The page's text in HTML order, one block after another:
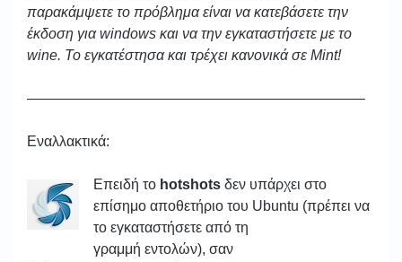
παρακάμψετε το πρόβλημα είναι να κατεβάσετε την
έκδοση για windows και να την εγκαταστήσετε με το
wine. Το εγκατέστησα και τρέχει κανονικά σε Mint!
———————————————————————–
Εναλλακτικά:
Επειδή τo hotshots δεν υπάρχει στο
επίσημο αποθετήριο του Ubuntu (πρέπει να
το εγκαταστήσετε από τη
γραμμή εντολών), σαν